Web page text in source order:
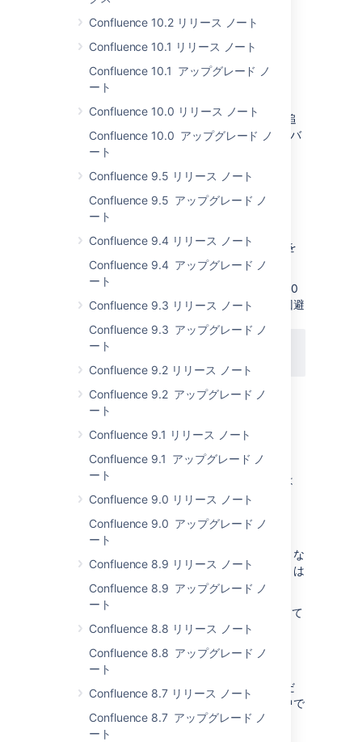
Confluence 10.2 リリース ノート
Confluence 10.1 リリース ノート
Confluence 10.1 アップグレード ノ
ート
Confluence 10.0 リリース ノート
Confluence 10.0 アップグレード ノ
ート
Confluence 9.5 リリース ノート
Confluence 9.5 アップグレード ノ
ート
Confluence 9.4 リリース ノート
Confluence 9.4 アップグレード ノ
ート
Confluence 9.3 リリース ノート
Confluence 9.3 アップグレード ノ
ート
Confluence 9.2 リリース ノート
Confluence 9.2 アップグレード ノ
ート
Confluence 9.1 リリース ノート
Confluence 9.1 アップグレード ノ
ート
Confluence 9.0 リリース ノート
Confluence 9.0 アップグレード ノ
ート
Confluence 8.9 リリース ノート
Confluence 8.9 アップグレード ノ
ート
Confluence 8.8 リリース ノート
Confluence 8.8 アップグレード ノ
ート
Confluence 8.7 リリース ノート
Confluence 8.7 アップグレード ノ
ート
ミングと対象のマイルストーンをご案内しま
す。
Oracle 19c のサポート
ステータス:
このリリースでは、Oracle 19c のサポートを追
加しました。ojdbc8.jar と ojdbc10.jar ドライバ
の両方でテストを行っています。
PostgreSQL 10 のサポート
ステータス:
このリリースで、PostgreSQL 10 のサポートを
追加しました。
Confluence が Amazon RDS の PostgreSQL 10
で起動しない既知の問題があります。詳細と回避
CONFSERVER-59243 -Upgrade to
Postgres 10 on AWS RDS Confluence can't
find tables LONG TERM BACKLOG
高度な権限機能 (Data Center)
ステータス: 実装済み
過去にお知らせしたように
、アトラシアンでは
Ultimate Permissions Manager アプリを買収
Center に統合することに取り組んでいます。
権限の仕組みは変更していないため、このような
変更が既存のアプリに大きな影響を与えることは
ないと予測しています。
検査権限は、Data Center ライセンスを使用して
7.3.0-m31 で利用可能です。
詳細については、EAP ドキュメントの「
Inspect permissions
Check who can view a page
」を参照してくだ
さい。これらのドキュメントは引き続き作成中で